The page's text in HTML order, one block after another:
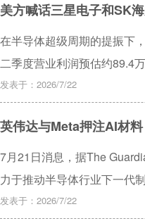
美方喊话三星电子和SK
在半导体超级周期的提振下
二季度营业利润预估约‌89.4
季度营业利润‌37.61万亿韩
季度业绩，预计将在7月下
发表于：2026/7/22
英伟达与Meta押注AI材
7月21日消息，据The
力于推动半导体行业下一代
发表于：2026/7/22